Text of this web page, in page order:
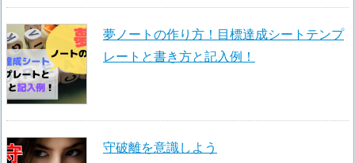
夢ノートの作り方！目標達成シートテンプ
レートと書き方と記入例！
守破離を意識しよう